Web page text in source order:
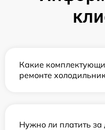
Какие
ремонте
Нужно ли платить за